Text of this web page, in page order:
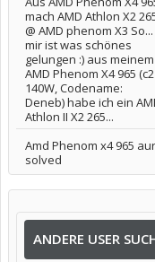
mach AMD Athlon X2
@ AMD phenom X3 So...
mir ist was schönes
gelungen :) aus meinem
AMD Phenom X4 965 (c2
140W, Codename:
Deneb) habe ich ein
Athlon II X2 265...
Amd Phenom x4 965
solved